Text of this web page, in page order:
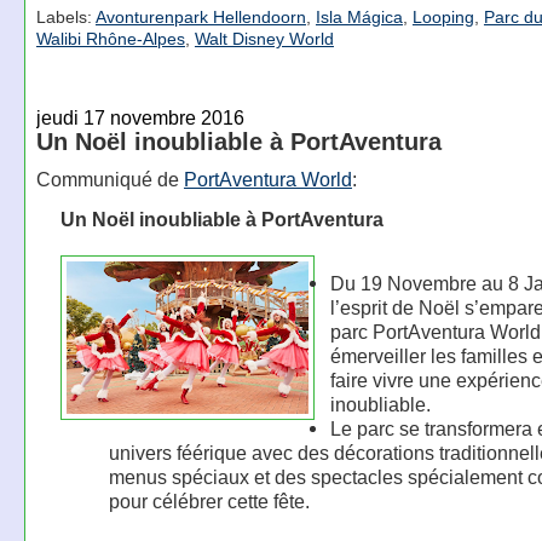
Labels: Avonturenpark Hellendoorn Isla Mágica Looping
Parc
Walibi Rhône-Alpes, Walt Disney World
jeudi 17 novembre 2016
Un Noël inoubliable à PortAventura
Communiqué de PortAventura World:
Un Noël inoubliable à PortAventura
Du 19 Novembre au 8
l’esprit de Noël
parc PortAventura
émerveiller les familles
faire vivre une
inoubliable.
Le parc se transformera
univers féérique avec des décorations
menus spéciaux et des spectacles spécialement
pour célébrer cette fête.